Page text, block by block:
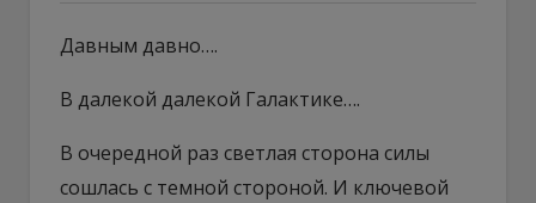
Давным давно….
В далекой далекой Галактике….
В очередной раз светлая сторона силы
сошлась с темной стороной. И ключевой